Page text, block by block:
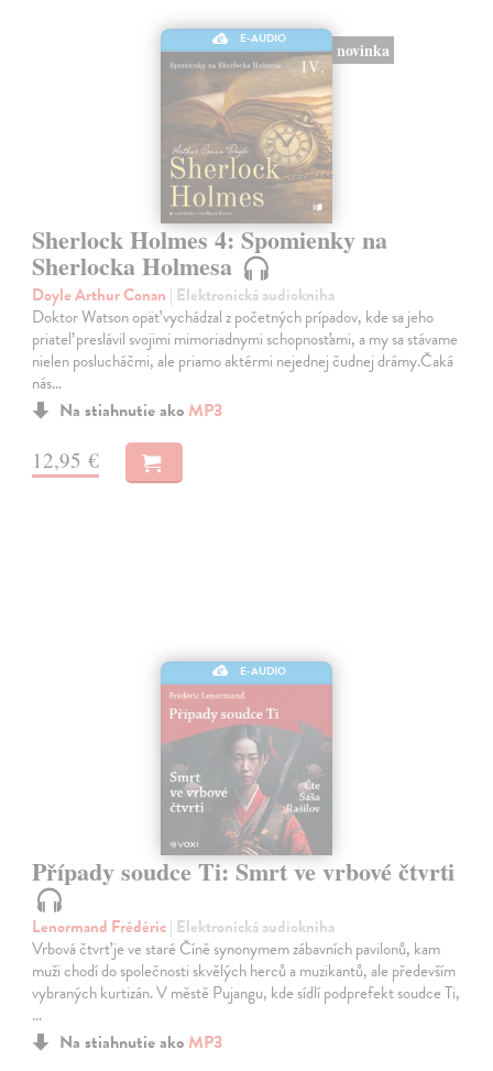
E-AUDIO
novinka
Sherlock Holmes 4: Spomienky na
Sherlocka Holmesa
Doyle Arthur Conan | Elektronická audiokniha
Doktor Watson opäť vychádzal z početných prípadov, kde sa jeho
priateľ preslávil svojimi mimoriadnymi schopnosťami, a my sa stávame
nielen poslucháčmi, ale priamo aktérmi nejednej čudnej drámy.Čaká
nás…
Na stiahnutie ako MP3
12,95 €
E-AUDIO
Případy soudce Ti: Smrt ve vrbové čtvrti
Lenormand Frédéric| Elektronická audiokniha
Vrbová čtvrť je ve staré Číně synonymem zábavních pavilonů, kam
muži chodí do společnosti skvělých herců a muzikantů, ale především
vybraných kurtizán. V městě Pujangu, kde sídlí podprefekt soudce Ti,
…
Na stiahnutie ako MP3